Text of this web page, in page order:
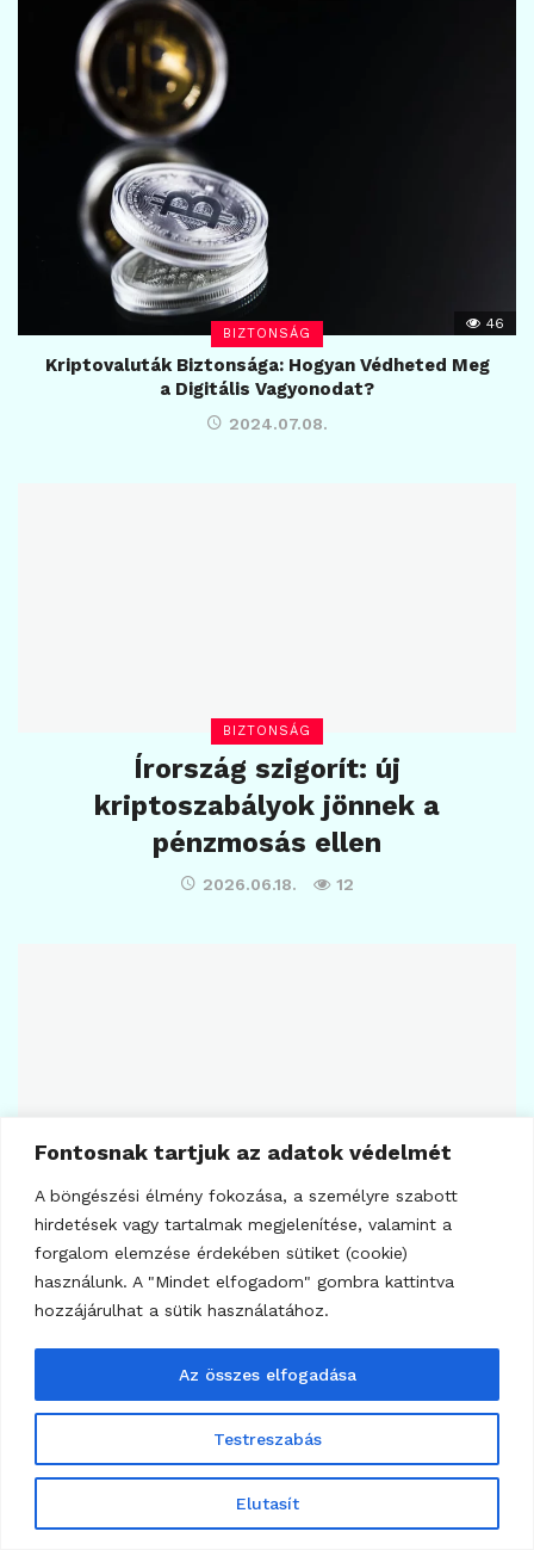
Fontosnak tartjuk az adatok védelmét
A böngészési élmény fokozása, a személyre szabott
hirdetések vagy tartalmak megjelenítése, valamint a
forgalom elemzése érdekében sütiket (cookie)
használunk. A "Mindet elfogadom" gombra kattintva
hozzájárulhat a sütik használatához.
Testreszabás
Elutasít
Az összes elfogadása
BIZTONSÁG
46
Kriptovaluták Biztonsága: Hogyan Védheted Meg
a Digitális Vagyonodat?
2024.07.08.
BIZTONSÁG
Írország szigorít: új
kriptoszabályok jönnek a
pénzmosás ellen
2026.06.18. 12
állapítani, hogy milyen tárcát használ a
tulajdonosa?
2025.01.05.